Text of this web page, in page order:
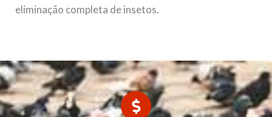
eliminação completa de insetos.